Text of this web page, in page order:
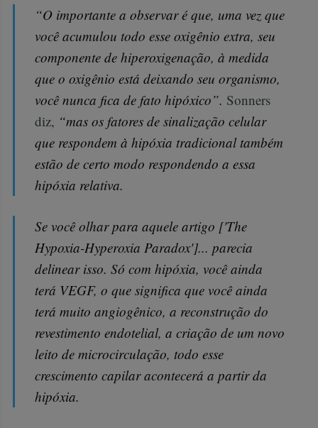
“O importante a observar é que, uma vez que
você acumulou todo esse oxigênio extra, seu
componente de hiperoxigenação, à medida
que o oxigênio está deixando seu organismo,
você nunca fica de fato hipóxico”. Sonners
diz, “mas os fatores de sinalização celular
que respondem à hipóxia tradicional também
estão de certo modo respondendo a essa
hipóxia relativa.
Se você olhar para aquele artigo ['The
Hypoxia-Hyperoxia Paradox']... parecia
delinear isso. Só com hipóxia, você ainda
terá VEGF, o que significa que você ainda
terá muito angiogênico, a reconstrução do
revestimento endotelial, a criação de um novo
leito de microcirculação, todo esse
crescimento capilar acontecerá a partir da
hipóxia.